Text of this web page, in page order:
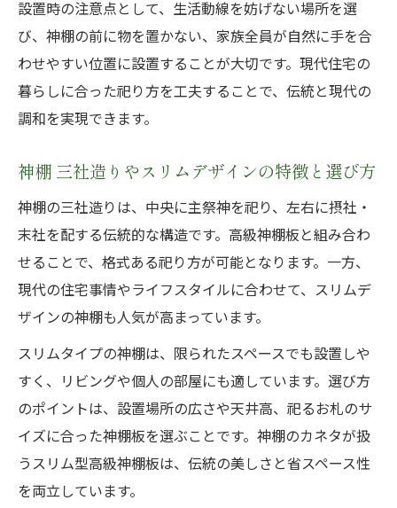
設置時の注意点として、生活動線を妨げない場所を選
び、神棚の前に物を置かない、家族全員が自然に手を合
わせやすい位置に設置することが大切です。現代住宅の
暮らしに合った祀り方を工夫することで、伝統と現代の
調和を実現できます。
神棚 三社造りやスリムデザインの特徴と選び方
神棚の三社造りは、中央に主祭神を祀り、左右に摂社・
末社を配する伝統的な構造です。高級神棚板と組み合わ
せることで、格式ある祀り方が可能となります。一方、
現代の住宅事情やライフスタイルに合わせて、スリムデ
ザインの神棚も人気が高まっています。
スリムタイプの神棚は、限られたスペースでも設置しや
すく、リビングや個人の部屋にも適しています。選び方
のポイントは、設置場所の広さや天井高、祀るお札のサ
イズに合った神棚板を選ぶことです。神棚のカネタが扱
うスリム型高級神棚板は、伝統の美しさと省スペース性
を両立しています。